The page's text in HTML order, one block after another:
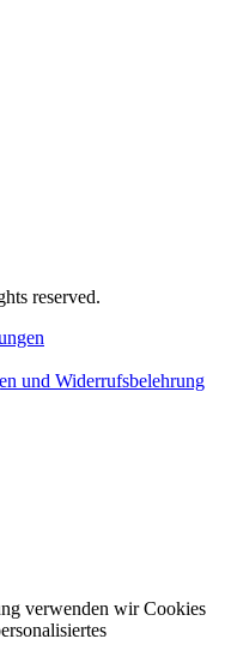
reserved.
und Widerrufsbelehrung
verwenden wir Cookies